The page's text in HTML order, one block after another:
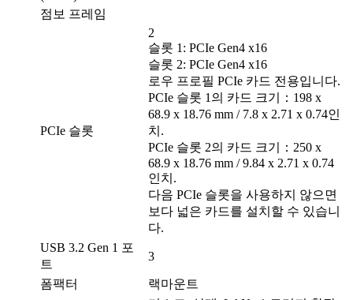
점보 프레임
PCIe 슬롯
2
슬롯 1: PCIe Gen4 x16
슬롯 2: PCIe Gen4 x16
로우 프로필 PCIe 카드 전용입니다.
PCIe 슬롯 1의 카드 크기：198 x
68.9 x 18.76 mm / 7.8 x 2.71 x 0.74인
치.
PCIe 슬롯 2의 카드 크기：250 x
68.9 x 18.76 mm / 9.84 x 2.71 x 0.74
인치.
다음 PCIe 슬롯을 사용하지 않으면
보다 넓은 카드를 설치할 수 있습니
다.
USB 3.2 Gen 1 포
트
3
폼팩터 랙마운트